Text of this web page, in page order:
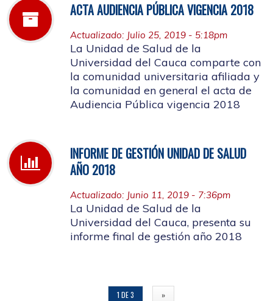
ACTA AUDIENCIA PÚBLICA VIGENCIA 2018
Actualizado: Julio 25, 2019 - 5:18pm
La Unidad de Salud de la
Universidad del Cauca comparte con
la comunidad universitaria afiliada y
la comunidad en general el acta de
Audiencia Pública vigencia 2018
INFORME DE GESTIÓN UNIDAD DE SALUD
AÑO 2018
Actualizado: Junio 11, 2019 - 7:36pm
La Unidad de Salud de la
Universidad del Cauca, presenta su
informe final de gestión año 2018
1 DE 3 »